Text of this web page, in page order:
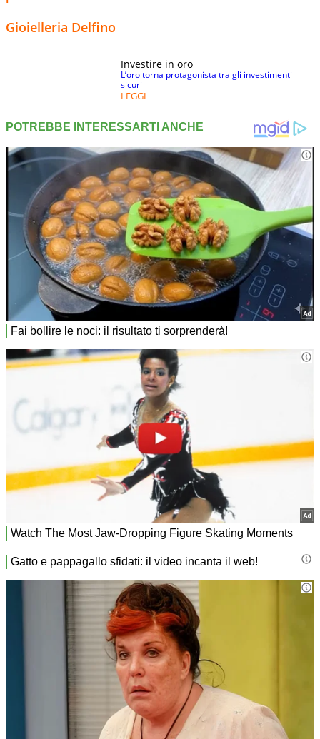
Gioielleria Delfino
Investire in oro
L’oro torna protagonista tra gli investimenti
sicuri
LEGGI